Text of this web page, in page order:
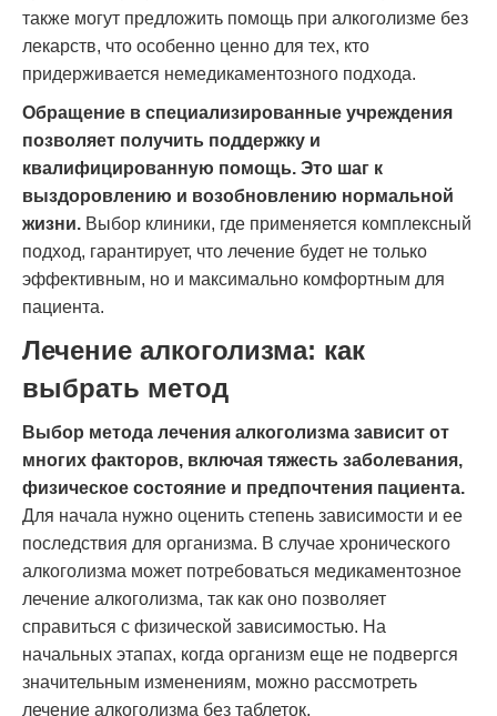
также могут предложить помощь при алкоголизме без
лекарств, что особенно ценно для тех, кто
придерживается немедикаментозного подхода.
Обращение в специализированные учреждения
позволяет получить поддержку и
квалифицированную помощь. Это шаг к
выздоровлению и возобновлению нормальной
жизни. Выбор клиники, где применяется комплексный
подход, гарантирует, что лечение будет не только
эффективным, но и максимально комфортным для
пациента.
Лечение алкоголизма: как
выбрать метод
Выбор метода лечения алкоголизма зависит от
многих факторов, включая тяжесть заболевания,
физическое состояние и предпочтения пациента.
Для начала нужно оценить степень зависимости и ее
последствия для организма. В случае хронического
алкоголизма может потребоваться медикаментозное
лечение алкоголизма, так как оно позволяет
справиться с физической зависимостью. На
начальных этапах, когда организм еще не подвергся
значительным изменениям, можно рассмотреть
лечение алкоголизма без таблеток.